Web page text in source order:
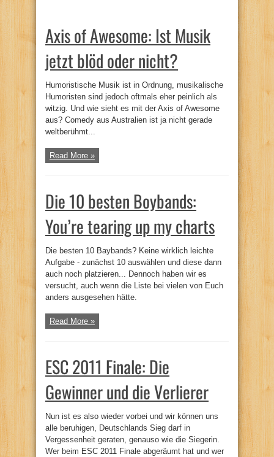
Axis of Awesome: Ist Musik
jetzt blöd oder nicht?
Humoristische Musik ist in Ordnung, musikalische
Humoristen sind jedoch oftmals eher peinlich als
witzig. Und wie sieht es mit der Axis of Awesome
aus? Comedy aus Australien ist ja nicht gerade
weltberühmt...
Read More »
Die 10 besten Boybands:
You’re tearing up my charts
Die besten 10 Baybands? Keine wirklich leichte
Aufgabe - zunächst 10 auswählen und diese dann
auch noch platzieren... Dennoch haben wir es
versucht, auch wenn die Liste bei vielen von Euch
anders ausgesehen hätte.
Read More »
ESC 2011 Finale: Die
Gewinner und die Verlierer
Nun ist es also wieder vorbei und wir können uns
alle beruhigen, Deutschlands Sieg darf in
Vergessenheit geraten, genauso wie die Siegerin.
Wer beim ESC 2011 Finale abgeräumt hat und wer